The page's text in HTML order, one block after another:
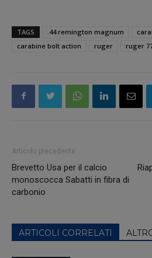
TAGS .44 remington magnum
carabine bolt action
ruger ruger
Articolo precedente
Brevetto Usa per il calcio
monoscocca Sabatti in fibra di
carbonio
ARTICOLI CORRELATI